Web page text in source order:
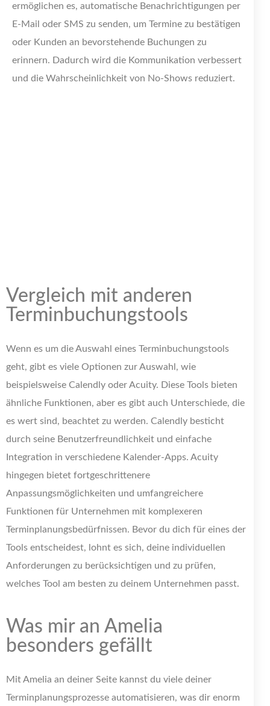
ermöglichen es, automatische Benachrichtigungen per
E-Mail oder SMS zu senden, um Termine zu bestätigen
oder Kunden an bevorstehende Buchungen zu
erinnern. Dadurch wird die Kommunikation verbessert
und die Wahrscheinlichkeit von No-Shows reduziert.
Vergleich mit anderen
Terminbuchungstools
Wenn es um die Auswahl eines Terminbuchungstools
geht, gibt es viele Optionen zur Auswahl, wie
beispielsweise Calendly oder Acuity. Diese Tools bieten
ähnliche Funktionen, aber es gibt auch Unterschiede, die
es wert sind, beachtet zu werden. Calendly besticht
durch seine Benutzerfreundlichkeit und einfache
Integration in verschiedene Kalender-Apps. Acuity
hingegen bietet fortgeschrittenere
Anpassungsmöglichkeiten und umfangreichere
Funktionen für Unternehmen mit komplexeren
Terminplanungsbedürfnissen. Bevor du dich für eines der
Tools entscheidest, lohnt es sich, deine individuellen
Anforderungen zu berücksichtigen und zu prüfen,
welches Tool am besten zu deinem Unternehmen passt.
Was mir an Amelia
besonders gefällt
Mit Amelia an deiner Seite kannst du viele deiner
Terminplanungsprozesse automatisieren, was dir enorm